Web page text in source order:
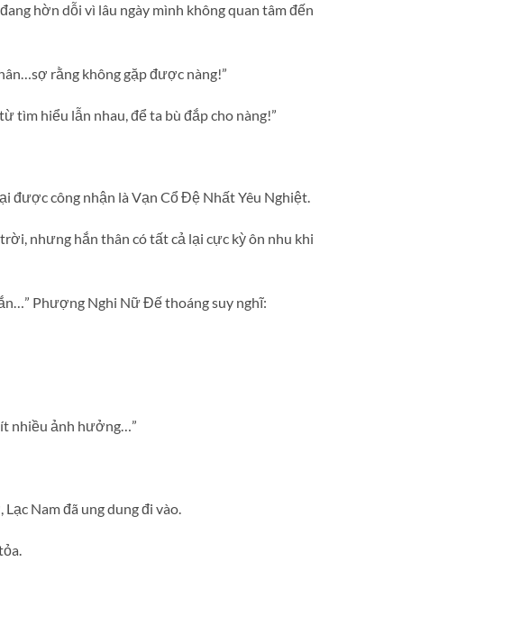
hờn dỗi vì lâu ngày mình không quan tâm đến
rằng không gặp được nàng!”
tìm hiểu lẫn nhau, để ta bù đắp cho nàng!”
được công nhận là Vạn Cổ Đệ Nhất Yêu Nghiệt.
nhưng hắn thân có tất cả lại cực kỳ ôn nhu khi
Phượng Nghi Nữ Đế thoáng suy nghĩ:
ít nhiều ảnh hưởng…”
Nam đã ung dung đi vào.